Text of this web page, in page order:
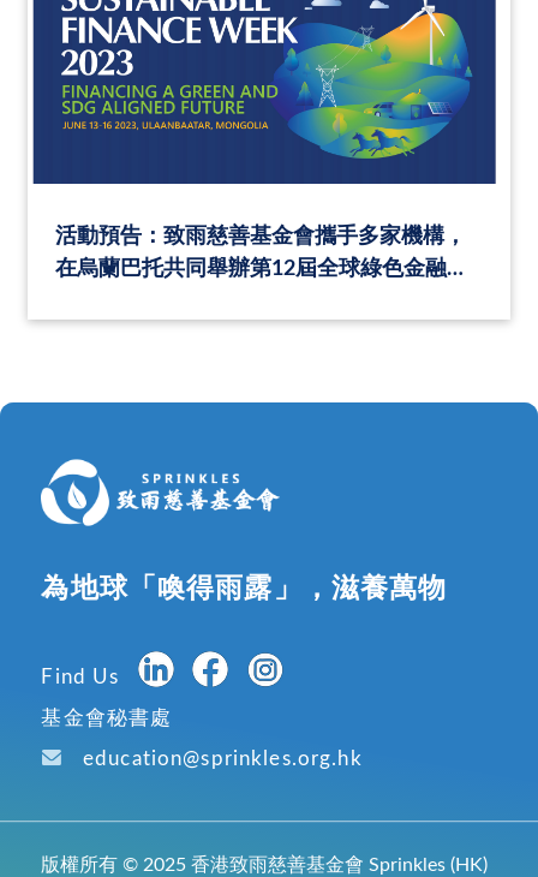
活動預告：致雨慈善基金會攜手多家機構，
在烏蘭巴托共同舉辦第12屆全球綠色金融領
為地球「喚得雨露」，滋養萬物
Find Us
基金會秘書處
education@sprinkles.org.hk
版權所有 © 2025 香港致雨慈善基金會 Sprinkles (HK)